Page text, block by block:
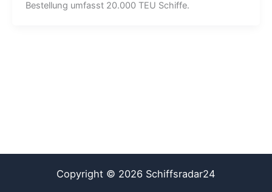
Bestellung umfasst 20.000 TEU Schiffe.
Copyright © 2026 Schiffsradar24